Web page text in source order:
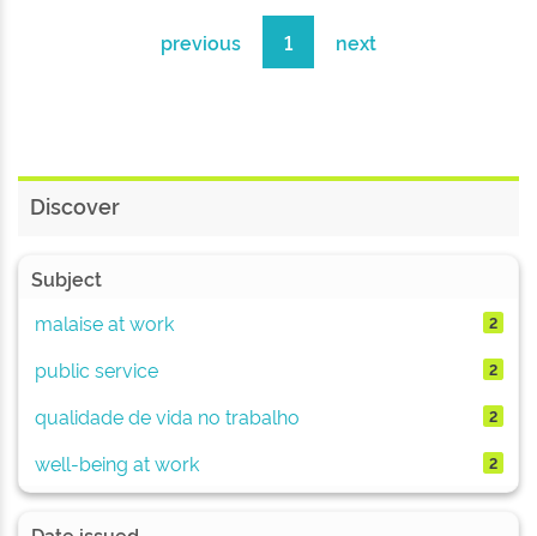
previous 1 next
Discover
Subject
malaise at work
2
public service 2
qualidade de vida no trabalho 2
well-being at work 2